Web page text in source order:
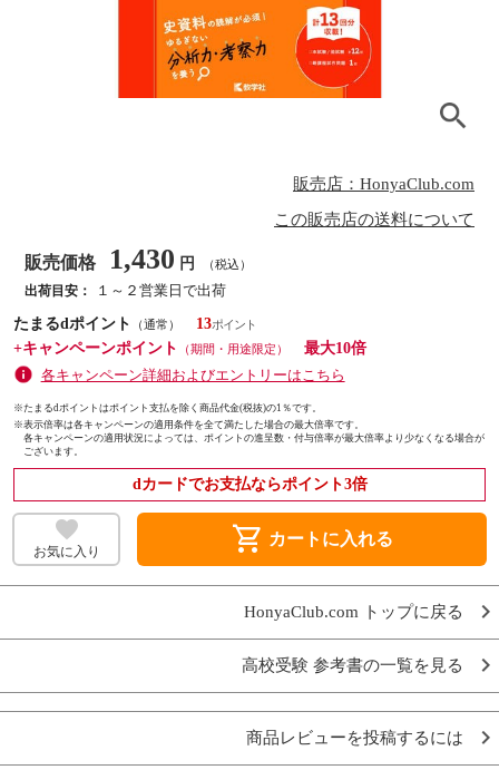
販売店：HonyaClub.com
この販売店の送料について
販売価格 1,430 円 （税込）
出荷目安：
１～２営業日で出荷
たまるdポイント
（通常）
13
+キャンペーンポイント
（期間・用途限定）
最大10倍
各キャンペーン詳細およびエントリーはこちら
※たまるdポイントはポイント支払を除く商品代金(税抜)の1％です。
※表示倍率は各キャンペーンの適用条件を全て満たした場合の最大倍率です。
各キャンペーンの適用状況によっては、ポイントの進呈数・付与倍率が最大倍率より少なくなる場合が
ございます。
dカードでお支払ならポイント3倍
お気に入り shopping_cart カートに入れる
HonyaClub.com トップに戻る
高校受験 参考書の一覧を見る
商品レビューを投稿するには